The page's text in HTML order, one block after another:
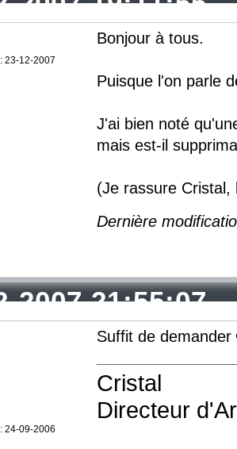
23-12-2007
Bonjour à tous.
Puisque l'on parle
J'ai bien noté
mais est-il
(Je rassure
Dernière
2007 21:55:07
24-09-2006
Suffit de demander
Cristal
Directeur